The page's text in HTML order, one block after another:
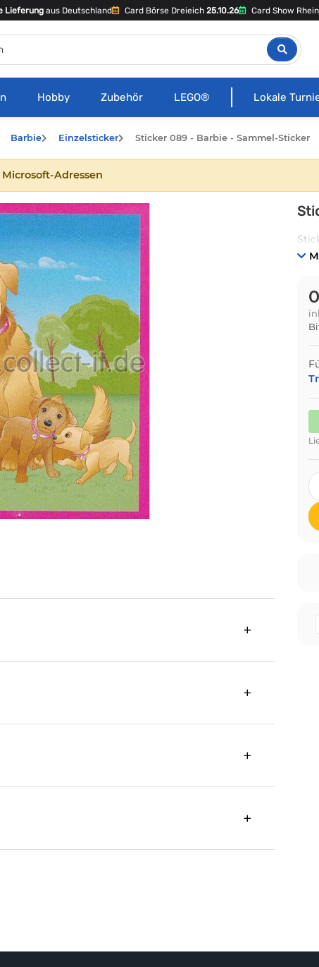
Lieferungaus Deutschland Card Börse Dreieich 25.10.26 Card Show
Hobby Zubehör LEGO® Lokale
Barbie Einzelsticker Sticker 089 - Barbie - Sammel-Sticker
Adressen